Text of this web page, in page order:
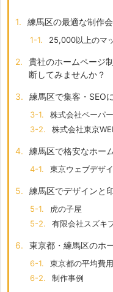
1. 練馬区の最適な制作
1-1. 25,000以上のマ
2.
貴社のホームページ
断してみませんか？
3. 練馬区で集客・SEO
3-1.
株式会社ペーパ
3-2.
株式会社東京
4. 練馬区で格安なホー
4-1. 東京ウェブデザ
5. 練馬区でデザインと
5-1.
虎の子屋
5-2.
有限会社スズキ
6. 東京都・練馬区のホ
6-1.
東京都の平均費
6-2.
制作事例